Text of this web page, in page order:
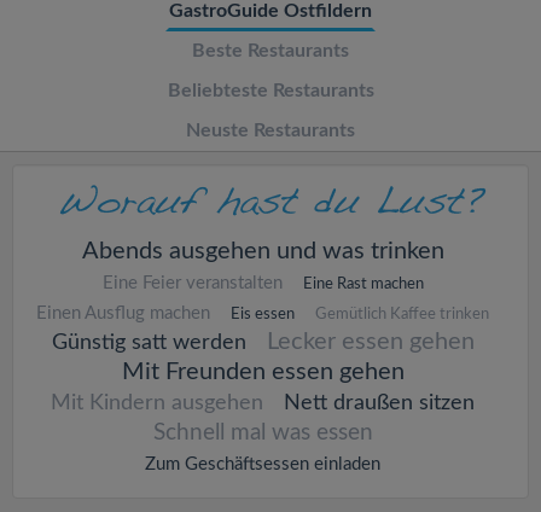
GastroGuide Ostfildern
Beste Restaurants
Beliebteste Restaurants
Neuste Restaurants
Abends ausgehen und was trinken
Eine Feier veranstalten Eine Rast machen
Einen Ausflug machen Eis essen Gemütlich Kaffee trinken
Günstig satt werden
Lecker essen gehen
Mit Freunden essen gehen
Mit Kindern ausgehen Nett draußen sitzen
Schnell mal was essen
Zum Geschäftsessen einladen